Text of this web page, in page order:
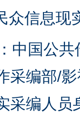
众信息现
中国公共
采编部/
采编人员
一纸欠